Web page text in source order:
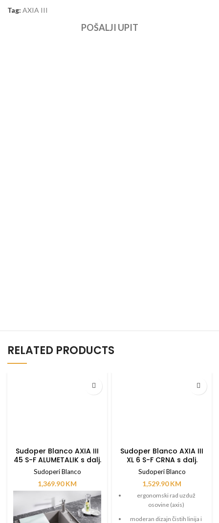
Tag: AXIA III
POŠALJI UPIT
RELATED PRODUCTS
Sudoper Blanco AXIA III
45 S-F ALUMETALIK s dalj.
upravlj. + drv. daska
Sudoperi Blanco
1,369.90KM
Sudoper Blanco AXIA III
XL 6 S-F CRNA s dalj.
upravlj. + drv. daska
Sudoperi Blanco
1,529.90KM
ergonomski rad uzduž
osovine (axis)
moderan dizajn čistih linija i